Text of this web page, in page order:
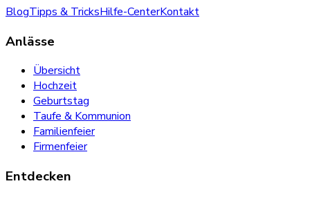
BlogTipps & TricksHilfe-CenterKontakt
Anlässe
Übersicht
Hochzeit
Geburtstag
Taufe & Kommunion
Familienfeier
Firmenfeier
Entdecken